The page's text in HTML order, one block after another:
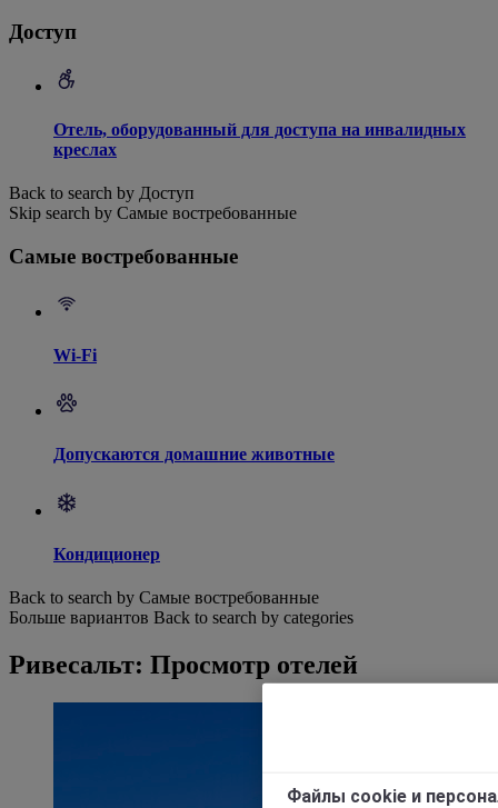
Доступ
Отель, оборудованный для доступа на инвалидных
креслах
Back to search by Доступ
Skip search by Самые востребованные
Самые востребованные
Wi-Fi
Допускаются домашние животные
Кондиционер
Back to search by Самые востребованные
Больше вариантов Back to search by categories
Ривесальт: Просмотр отелей
Файлы cookie и